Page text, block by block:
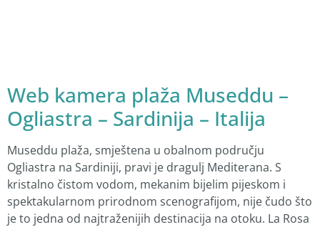
Web kamera plaža Museddu –
Ogliastra – Sardinija – Italija
Museddu plaža, smještena u obalnom području
Ogliastra na Sardiniji, pravi je dragulj Mediterana. S
kristalno čistom vodom, mekanim bijelim pijeskom i
spektakularnom prirodnom scenografijom, nije čudo što
je to jedna od najtraženijih destinacija na otoku. La Rosa